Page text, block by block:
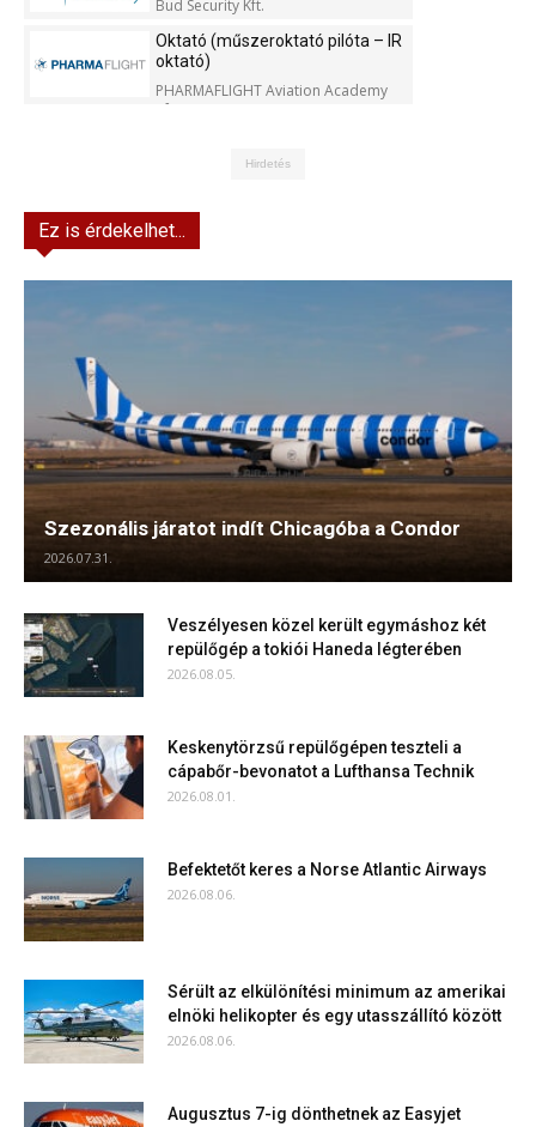
Bud Security Kft.
Oktató (műszeroktató pilóta – IR
oktató)
PHARMAFLIGHT Aviation Academy
Kft.
Hirdetés
Ez is érdekelhet...
Szezonális járatot indít Chicagóba a Condor
2026.07.31.
Veszélyesen közel került egymáshoz két
repülőgép a tokiói Haneda légterében
2026.08.05.
Keskenytörzsű repülőgépen teszteli a
cápabőr-bevonatot a Lufthansa Technik
2026.08.01.
Befektetőt keres a Norse Atlantic Airways
2026.08.06.
Sérült az elkülönítési minimum az amerikai
elnöki helikopter és egy utasszállító között
2026.08.06.
Augusztus 7-ig dönthetnek az Easyjet